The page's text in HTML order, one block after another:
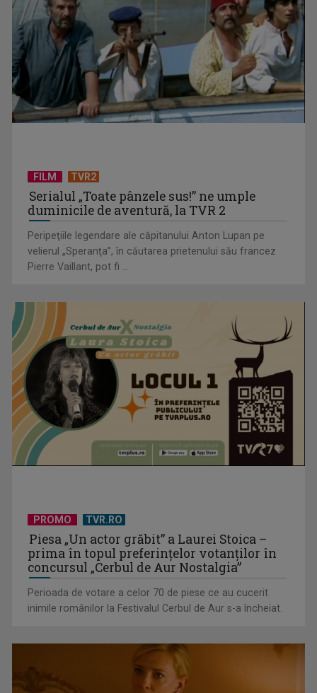
CONCACAF respinge planul FIFA de privatizare parțială a
EVENIMENT ESTIVAL - Taberele ARC – Acolo unde începe
ACASĂ
TVR lansează un apel pentru proiecte de emisiuni
FILM TVR2
Serialul „Toate pânzele sus!” ne umple
duminicile de aventură, la TVR 2
Peripeţiile legendare ale căpitanului Anton Lupan pe
velierul „Speranţa”, în căutarea prietenului său francez
Pierre Vaillant, pot fi ...
PROMO TVR.RO
Piesa „Un actor grăbit” a Laurei Stoica –
prima în topul preferinţelor votanţilor în
concursul „Cerbul de Aur Nostalgia”
Perioada de votare a celor 70 de piese ce au cucerit
inimile românilor la Festivalul Cerbul de Aur s-a încheiat.